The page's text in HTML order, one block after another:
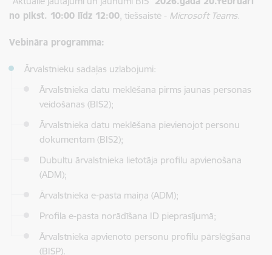
no plkst. 10:00 līdz 12:00, tiešsaistē - Microsoft Teams.
Vebināra programma:
Ārvalstnieku sadaļas uzlabojumi:
Ārvalstnieka datu meklēšana pirms jaunas personas
veidošanas (BIS2);
Ārvalstnieka datu meklēšana pievienojot personu
dokumentam (BIS2);
Dubultu ārvalstnieka lietotāja profilu apvienošana
(ADM);
Ārvalstnieka e-pasta maiņa (ADM);
Profila e-pasta norādīšana ID pieprasījumā;
Ārvalstnieka apvienoto personu profilu pārslēgšana
(BISP).